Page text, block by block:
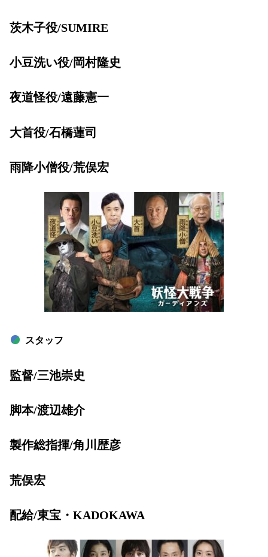
茨木子役/SUMIRE
小豆洗い役/岡村隆史
夜道怪役/遠藤憲一
大首役/石橋蓮司
雨降小僧役/荒俣宏
スタッフ
監督/三池崇史
脚本/渡辺雄介
製作総指揮/角川歴彦
荒俣宏
配給/東宝・KADOKAWA